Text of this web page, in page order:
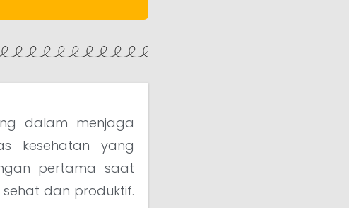
dalam menjaga
kesehatan yang
pertama saat
dan produktif.